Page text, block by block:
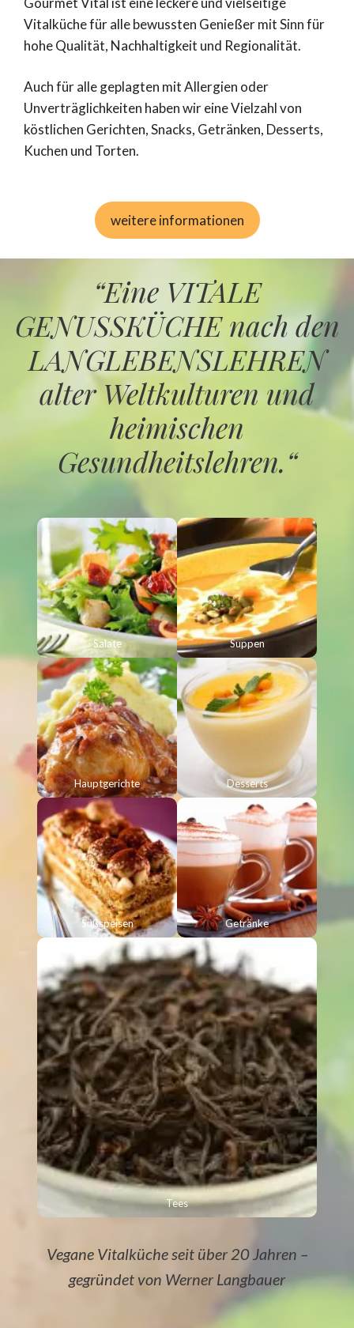
Vitalküche für alle bewussten Genießer mit Sinn für
hohe Qualität, Nachhaltigkeit und Regionalität.
Auch für alle geplagten mit Allergien oder
Unverträglichkeiten haben wir eine Vielzahl von
köstlichen Gerichten, Snacks, Getränken, Desserts,
Kuchen und Torten.
weitere informationen
“Eine VITALE
GENUSSKÜCHE nach den
LANGLEBENSLEHREN
alter Weltkulturen und
heimischen
Gesundheitslehren.“
Salate Suppen
Hauptgerichte Desserts
Süßspeisen Getränke
Tees
Vegane Vitalküche seit über 20 Jahren –
gegründet von Werner Langbauer